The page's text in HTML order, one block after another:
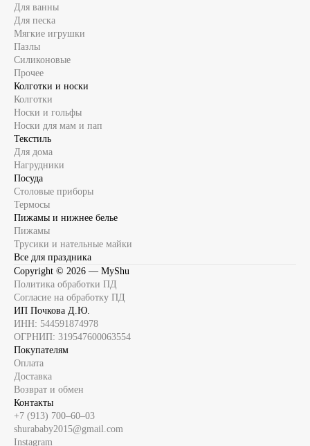
Для ванны
Для песка
Мягкие игрушки
Пазлы
Силиконовые
Прочее
Колготки и носки
Колготки
Носки и гольфы
Носки для мам и пап
Текстиль
Для дома
Нагрудники
Посуда
Столовые приборы
Термосы
Пижамы и нижнее белье
Пижамы
Трусики и нательные майки
Все для праздника
Copyright © 2026 — MyShu
Политика обработки ПД
Согласие на обработку ПД
ИП Почкова Д.Ю.
ИНН: 544591874978
ОГРНИП: 319547600063554
Покупателям
Оплата
Доставка
Возврат и обмен
Контакты
+7 (913) 700‒60‒03
shurababy2015@gmail.com
Instagram